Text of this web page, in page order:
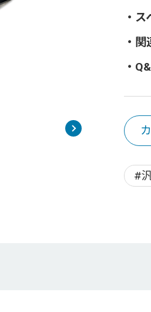
ス
関
#